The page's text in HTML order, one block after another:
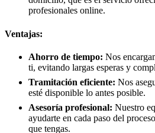
profesionales online.
Ventajas:
Ahorro de tiempo: Nos
ti, evitando largas esperas y
Tramitación eficiente: Nos
esté disponible lo antes posible.
Asesoría profesional: Nuestro
ayudarte en cada paso del
que tengas.